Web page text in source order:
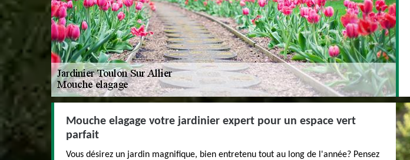
Mouche elagage votre jardinier expert pour un espace vert
parfait
Vous désirez un jardin magnifique, bien entretenu tout au long de l'année? Pensez